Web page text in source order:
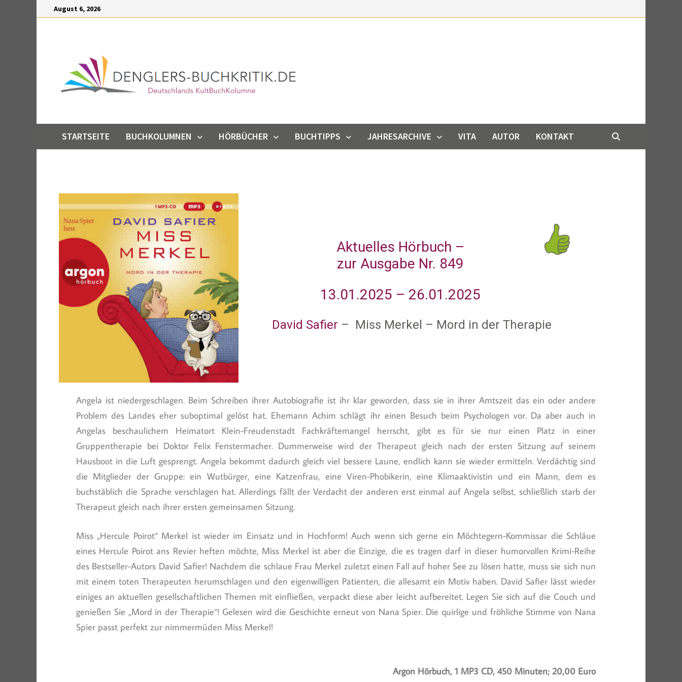
August 6, 2026
STARTSEITE BUCHKOLUMNEN HÖRBÜCHER BUCHTIPPS JAHRESARCHIVE VITA AUTOR KONTAKT
Aktuelles Hörbuch –
zur Ausgabe Nr. 849
13.01.2025 – 26.01.2025
David Safier – Miss Merkel – Mord in der Therapie
Angela ist niedergeschlagen. Beim Schreiben ihrer Autobiografie ist ihr klar geworden, dass sie in ihrer Amtszeit das ein oder andere
Problem des Landes eher suboptimal gelöst hat. Ehemann Achim schlägt ihr einen Besuch beim Psychologen vor. Da aber auch in
Angelas beschaulichem Heimatort Klein-Freudenstadt Fachkräftemangel herrscht, gibt es für sie nur einen Platz in einer
Gruppentherapie bei Doktor Felix Fenstermacher. Dummerweise wird der Therapeut gleich nach der ersten Sitzung auf seinem
Hausboot in die Luft gesprengt. Angela bekommt dadurch gleich viel bessere Laune, endlich kann sie wieder ermitteln. Verdächtig sind
die Mitglieder der Gruppe: ein Wutbürger, eine Katzenfrau, eine Viren-Phobikerin, eine Klimaaktivistin und ein Mann, dem es
buchstäblich die Sprache verschlagen hat. Allerdings fällt der Verdacht der anderen erst einmal auf Angela selbst, schließlich starb der
Therapeut gleich nach ihrer ersten gemeinsamen Sitzung.
Miss „Hercule Poirot“ Merkel ist wieder im Einsatz und in Hochform! Auch wenn sich gerne ein Möchtegern-Kommissar die Schläue
eines Hercule Poirot ans Revier heften möchte, Miss Merkel ist aber die Einzige, die es tragen darf in dieser humorvollen Krimi-Reihe
des Bestseller-Autors David Safier! Nachdem die schlaue Frau Merkel zuletzt einen Fall auf hoher See zu lösen hatte, muss sie sich nun
mit einem toten Therapeuten herumschlagen und den eigenwilligen Patienten, die allesamt ein Motiv haben. David Safier lässt wieder
einiges an aktuellen gesellschaftlichen Themen mit einfließen, verpackt diese aber leicht aufbereitet. Legen Sie sich auf die Couch und
genießen Sie „Mord in der Therapie“! Gelesen wird die Geschichte erneut von Nana Spier. Die quirlige und fröhliche Stimme von Nana
Spier passt perfekt zur nimmermüden Miss Merkel!
Argon Hörbuch, 1 MP3 CD, 450 Minuten; 20,00 Euro